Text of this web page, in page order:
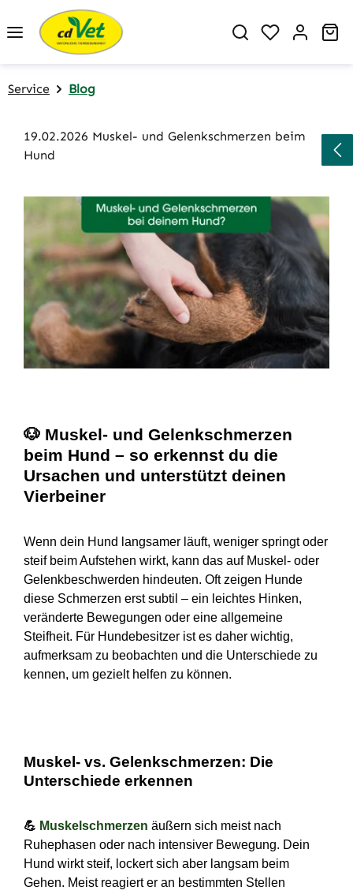
Zum Hauptinhalt springen
Du hast 0
Service Blog
19.02.2026 Muskel- und Gelenkschmerzen beim
Hund
🐶 Muskel- und Gelenkschmerzen
beim Hund – so erkennst du die
Ursachen und unterstützt deinen
Vierbeiner
Wenn dein Hund langsamer läuft, weniger springt oder
steif beim Aufstehen wirkt, kann das auf Muskel- oder
Gelenkbeschwerden hindeuten. Oft zeigen Hunde
diese Schmerzen erst subtil – ein leichtes Hinken,
veränderte Bewegungen oder eine allgemeine
Steifheit. Für Hundebesitzer ist es daher wichtig,
aufmerksam zu beobachten und die Unterschiede zu
kennen, um gezielt helfen zu können.
Muskel- vs. Gelenkschmerzen: Die
Unterschiede erkennen
💪 Muskelschmerzen äußern sich meist nach
Ruhephasen oder nach intensiver Bewegung. Dein
Hund wirkt steif, lockert sich aber langsam beim
Gehen. Meist reagiert er an bestimmten Stellen